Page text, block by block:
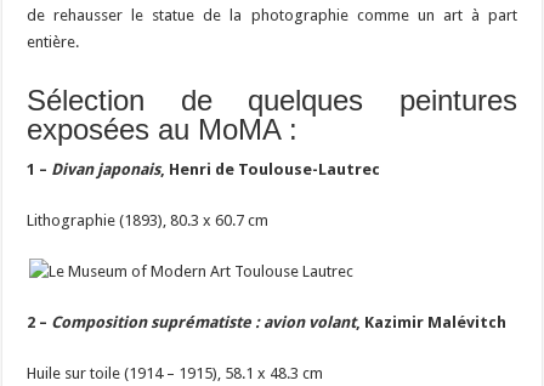
de rehausser le statue de la photographie comme un art à part
entière.
Sélection de quelques peintures
exposées au MoMA :
1 – Divan japonais, Henri de Toulouse-Lautrec
Lithographie (1893), 80.3 x 60.7 cm
2 – Composition suprématiste : avion volant, Kazimir Malévitch
Huile sur toile (1914 – 1915), 58.1 x 48.3 cm